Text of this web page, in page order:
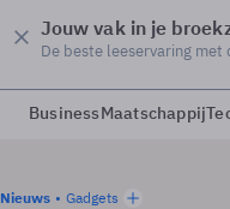
Jouw vak in je
De beste leeservaring met
BusinessMaatschappij
Nieuws
Gadgets